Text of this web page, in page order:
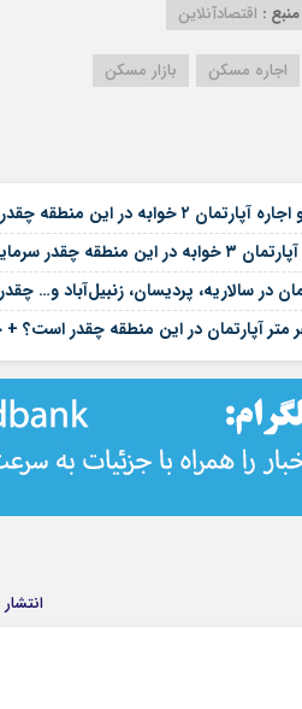
منبع : اقتصادآنلاین
اجاره مسکن بازار مسکن
دارد؟ + جدول مردادماه ۱۴۰۵
مردادماه ۱۴۰۵
در سالاریه، پردیسان، زنبیل‌آباد و…
در این منطقه چقدر است؟ +
انتشار